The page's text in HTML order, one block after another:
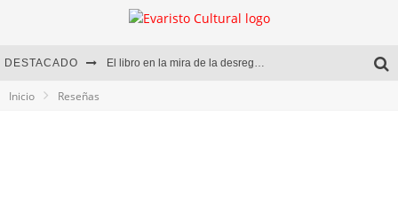
DESTACADO El libro en la mira de la desregulación
Inicio Reseñas